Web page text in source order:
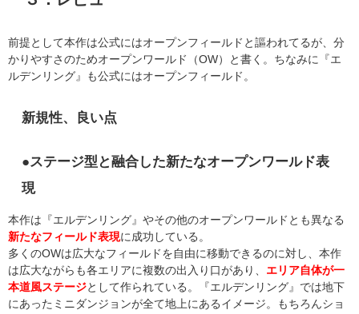
前提として本作は公式にはオープンフィールドと謳われてるが、分
かりやすさのためオープンワールド（OW）と書く。ちなみに『エ
ルデンリング』も公式にはオープンフィールド。
新規性、良い点
●ステージ型と融合した新たなオープンワールド表
現
本作は『エルデンリング』やその他のオープンワールドとも異なる
新たなフィールド表現に成功している。
多くのOWは広大なフィールドを自由に移動できるのに対し、本作
は広大ながらも各エリアに複数の出入り口があり、 エリア自体が一
本道風ステージとして作られている。『エルデンリング』では地下
にあったミニダンジョンが全て地上にあるイメージ。もちろんショ